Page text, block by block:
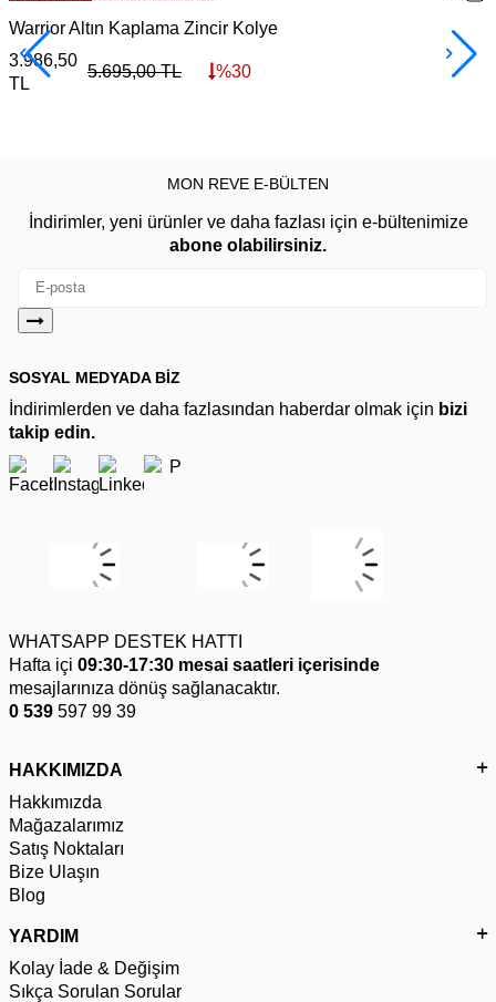
Warrior Altın Kaplama Zincir Kolye
3.986,50
TL
5.695,00TL %30
MON REVE E-BÜLTEN
İndirimler, yeni ürünler ve daha fazlası için e-bültenimize
abone olabilirsiniz.
SOSYAL MEDYADA BİZ
İndirimlerden ve daha fazlasından haberdar olmak için bizi
takip edin.
WHATSAPP DESTEK HATTI
Hafta içi 09:30-17:30 mesai saatleri içerisinde
mesajlarınıza dönüş sağlanacaktır.
0 539 597 99 39
HAKKIMIZDA
Hakkımızda
Mağazalarımız
Satış Noktaları
Bize Ulaşın
Blog
YARDIM
Kolay İade & Değişim
Sıkça Sorulan Sorular